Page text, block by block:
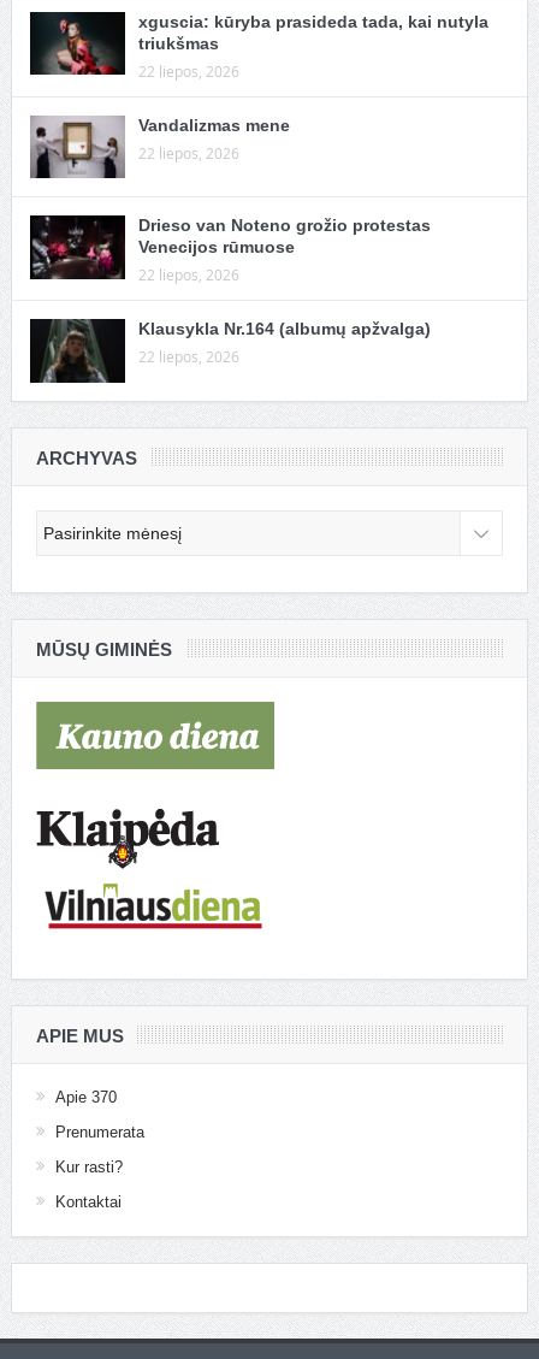
xguscia: kūryba prasideda tada, kai nutyla
triukšmas
22 liepos, 2026
Vandalizmas mene
22 liepos, 2026
Drieso van Noteno grožio protestas
Venecijos rūmuose
22 liepos, 2026
Klausykla Nr.164 (albumų apžvalga)
22 liepos, 2026
ARCHYVAS
MŪSŲ GIMINĖS
APIE MUS
Apie 370
Prenumerata
Kur rasti?
Kontaktai